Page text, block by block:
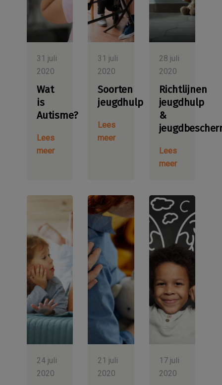
31 juli
2020
Wat
is
Autisme?
Lees
meer
31 juli
2020
Soorten
jeugdhulp
Lees
meer
28 juli
2020
Richtlijnen
jeugdhulp
&
Lees
meer
24 juli
2020
21 juli
2020
17 juli
2020